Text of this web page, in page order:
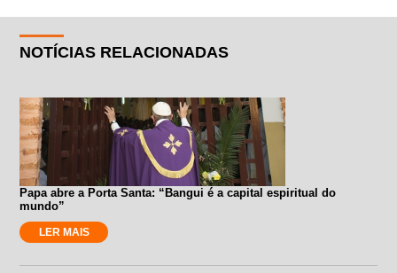
NOTÍCIAS RELACIONADAS
Papa abre a Porta Santa: “Bangui é a capital espiritual do
mundo”
LER MAIS